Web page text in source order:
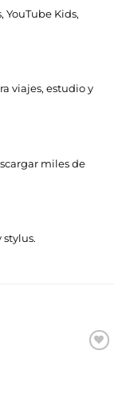
YouTube Kids,
viajes, estudio y
miles de
stylus.